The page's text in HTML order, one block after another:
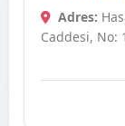
Adres:
Caddesi, No: